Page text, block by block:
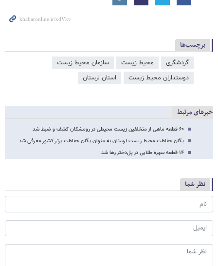
برچسب‌ها
گردشگری محیط زیست
سازمان محیط زیست
دوستداران محیط زیست
استان لرستان
خبرهای مرتبط
۶۰ قطعه ماهی از متخلفین زیست محیطی در رومشکان کشف و ضبط شد
یگان حفاظت محیط زیست لرستان به عنوان یگان حفاظت برتر کشور معرفی شد
۱۴ قطعه سهره طلایی در پل‌دختر رها شد
نظر شما